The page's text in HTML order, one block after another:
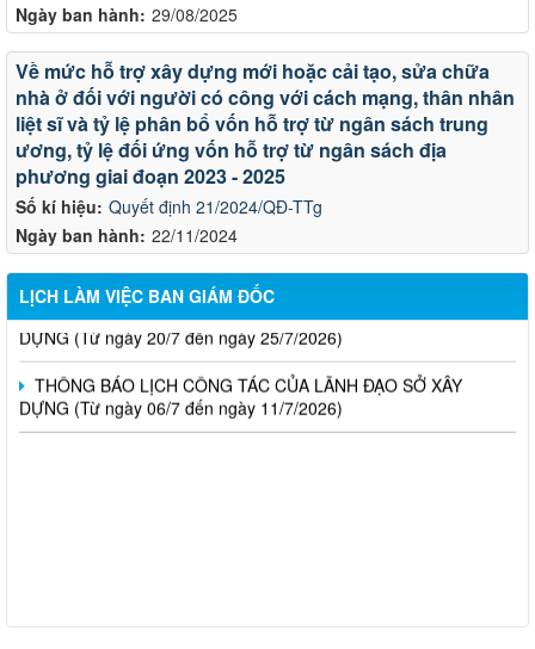
Ngày ban hành: 29/08/2025
Số kí hiệu: Quyết định 21/2024/QĐ-TTg
Ngày ban hành: 22/11/2024
Về mức hỗ trợ xây dựng mới hoặc cải tạo, sửa chữa
nhà ở đối với người có công với cách mạng, thân nhân
liệt sĩ và tỷ lệ phân bổ vốn hỗ trợ từ ngân sách trung
ương, tỷ lệ đối ứng vốn hỗ trợ từ ngân sách địa
phương giai đoạn 2023 - 2025
LỊCH LÀM VIỆC BAN GIÁM ĐỐC
LỊCH CÔNG TÁC CỦA LÃNH ĐẠO SỞ XÂY DỰNG (Từ ngày
03/8 đến ngày 08/8/2026)
THÔNG BÁO LỊCH CÔNG TÁC CỦA LÃNH ĐẠO SỞ XÂY
DỰNG (Từ ngày 27/7 đến ngày 31/7/2026)
THÔNG BÁO LỊCH CÔNG TÁC CỦA LÃNH ĐẠO SỞ XÂY
DỰNG (Từ ngày 20/7 đến ngày 25/7/2026)
THÔNG BÁO LỊCH CÔNG TÁC CỦA LÃNH ĐẠO SỞ XÂY
DỰNG (Từ ngày 06/7 đến ngày 11/7/2026)